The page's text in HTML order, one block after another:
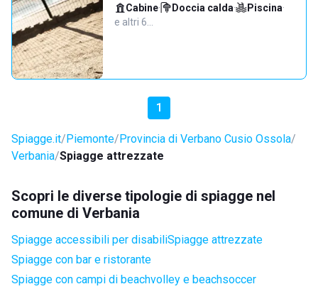
Cabine· Doccia calda· Piscina·
e altri 6…
1
Spiagge.it Piemonte Provincia di Verbano Cusio Ossola
Verbania Spiagge attrezzate
Scopri le diverse tipologie di spiagge nel
comune di Verbania
Spiagge accessibili per disabiliSpiagge attrezzate
Spiagge con bar e ristorante
Spiagge con campi di beachvolley e beachsoccer